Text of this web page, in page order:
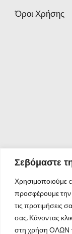
Σεβόμαστε
Χρησιμοποιούμε
προσφέρουμε την
τις προτιμήσεις
σας. Κάνοντας
στη χρήση ΟΛΩΝ
Όροι Χρήσης